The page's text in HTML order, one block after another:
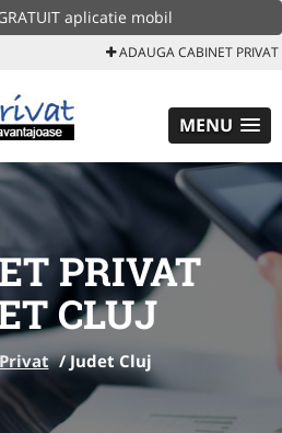
aplicatie mobil
ADAUGA CABINET PRIVAT
MENU
PRIVAT
CLUJ
/Judet Cluj